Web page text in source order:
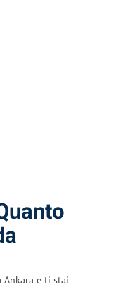
Ankara e ti stai